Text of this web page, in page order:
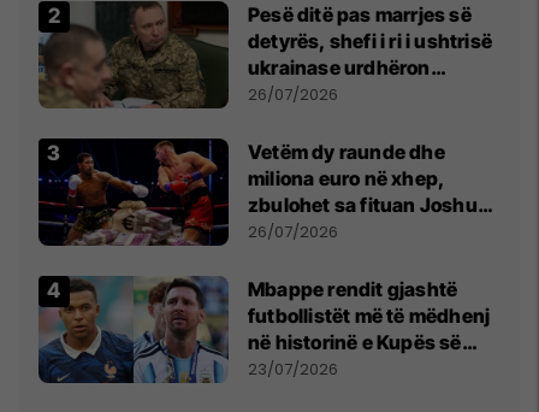
Pesë ditë pas marrjes së
detyrës, shefi i ri i ushtrisë
ukrainase urdhëron
kontroll të madh
26/07/2026
Vetëm dy raunde dhe
miliona euro në xhep,
zbulohet sa fituan Joshua
e Prenga
26/07/2026
Mbappe rendit gjashtë
futbollistët më të mëdhenj
në historinë e Kupës së
Botës, Messi mbetet i dyti
23/07/2026